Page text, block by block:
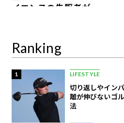
イエンスの先駆者が語
Ranking
1 LIFESTYLE
切り返しやイン
離が伸びないゴ
法